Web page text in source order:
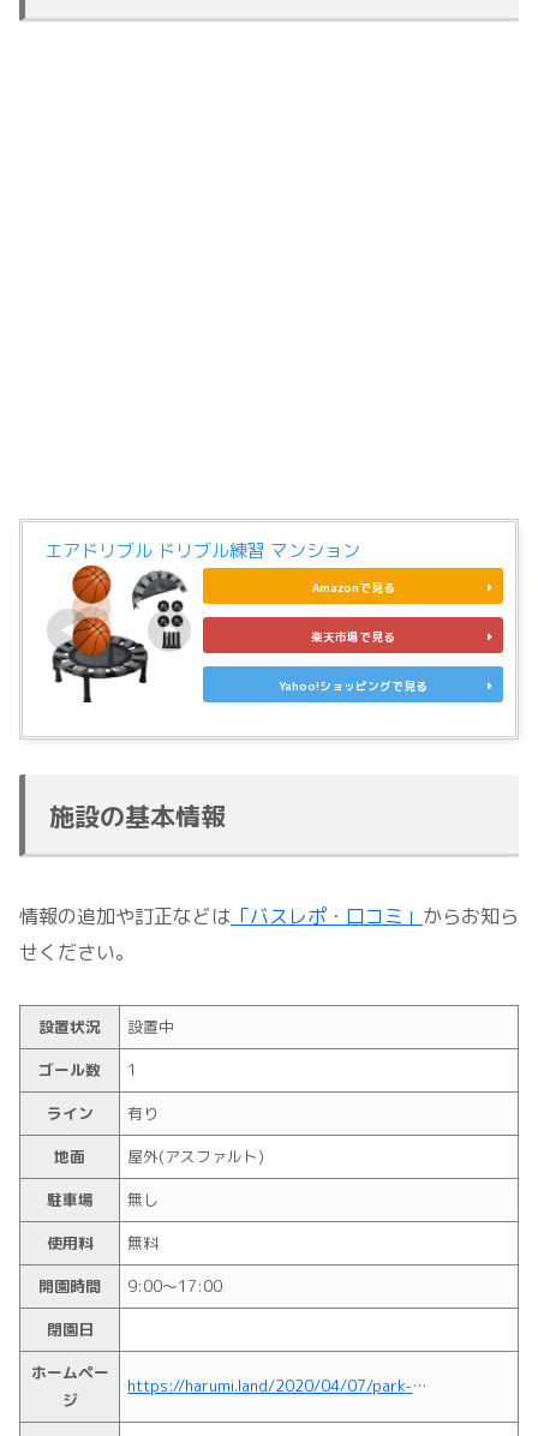
エアドリブル ドリブル練習 マンション
Amazonで見る
楽天市場で見る
Yahoo!ショッピングで見る
施設の基本情報
情報の追加や訂正などは 「バスレポ・口コミ」 からお知ら
せください。
設置状況
設置中
ゴール数
1
ライン
有り
地面
屋外(アスファルト)
駐車場
無し
使用料
無料
開園時間
9:00～17:00
閉園日
ホームペー
ジ
https://harumi.land/2020/04/07/park-kachidoki-04-6chomeshinsui/